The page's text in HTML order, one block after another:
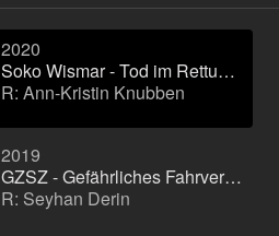
2020
Soko Wismar - Tod im Rettungswagen
R: Ann-Kristin Knubben
2019
GZSZ - Gefährliches Fahrverhalten
R: Seyhan Derin